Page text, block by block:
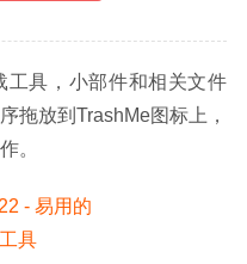
工具，小部件和相关文件
拖放到TrashMe图标上，
。